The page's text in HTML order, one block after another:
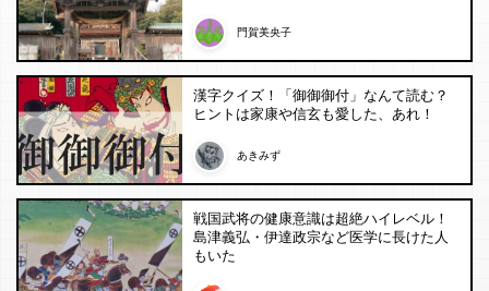
門賀美央子
漢字クイズ！「御御御付」なんて読む？
ヒントは家康や信玄も愛した、あれ！
あきみず
戦国武将の健康意識は超絶ハイレベル！
島津義弘・伊達政宗など医学に長けた人
もいた